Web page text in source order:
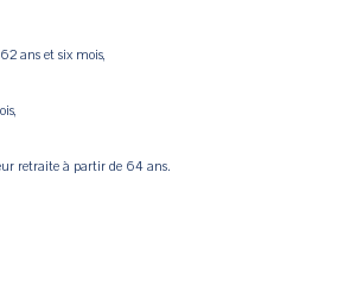
ans et six mois,
retraite à partir de 64 ans.